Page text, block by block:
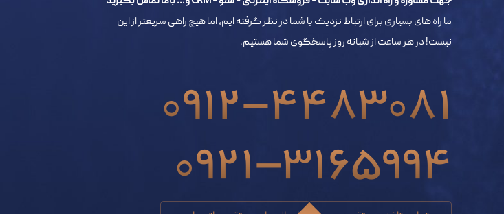
ما راه های بسیاری برای ارتباط نزدیک با شما در نظر گرفته ایم، اما هیچ راهی سریعتر از این
نیست! در هر ساعت از شبانه روز پاسخگوی شما هستیم.
0912-4483081
0921-3165994